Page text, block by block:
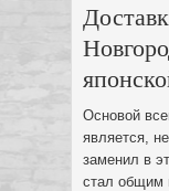
Основой
является,
заменил в
стал общим